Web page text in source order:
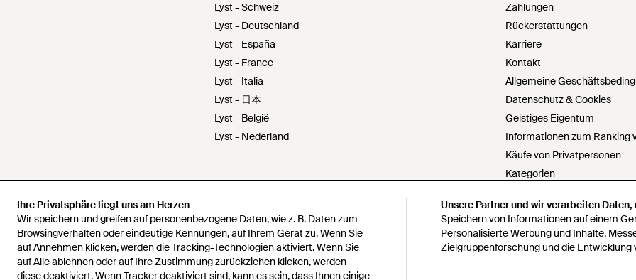
Ihre Privatsphäre liegt uns am Herzen
Wir speichern und greifen auf personenbezogene Daten, wie z. B. Daten zum
Browsingverhalten oder eindeutige Kennungen, auf Ihrem Gerät zu. Wenn Sie
auf Annehmen klicken, werden die Tracking-Technologien aktiviert. Wenn Sie
auf Alle ablehnen oder auf Ihre Zustimmung zurückziehen klicken, werden
diese deaktiviert. Wenn Tracker deaktiviert sind, kann es sein, dass Ihnen einige
Unsere Partner und wir verarbeiten
Speichern von Informationen auf einem
Personalisierte Werbung und Inhalte,
Zielgruppenforschung und die Entwicklung
Ihre Privatsphäre liegt uns am Herzen
Wir speichern und greifen auf personenbezogene Daten, wie z. B. Daten zum
Browsingverhalten oder eindeutige Kennungen, auf Ihrem Gerät zu. Wenn Sie
auf Annehmen klicken, werden die Tracking-Technologien aktiviert. Wenn Sie
auf Alle ablehnen oder auf Ihre Zustimmung zurückziehen klicken, werden
diese deaktiviert. Wenn Tracker deaktiviert sind, kann es sein, dass Ihnen einige
Unsere Partner und wir verarbeiten
Speichern von Informationen auf einem
Personalisierte Werbung und Inhalte,
Zielgruppenforschung und die Entwicklung
Lyst - Schweiz
Lyst - Deutschland
Lyst - España
Lyst - France
Lyst - Italia
Lyst - 日本
Lyst - België
Lyst - Nederland
Zahlungen
Rückerstattungen
Karriere
Kontakt
Allgemeine
Datenschutz & Cookies
Geistiges Eigentum
Informationen zum Ranking
Käufe von Privatpersonen
Kategorien
Cookie Einstellungen
Meine personenbezogenen
Erklärung zur modernen